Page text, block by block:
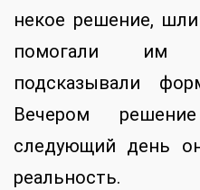
некое решение,
помогали им
подсказывали
Вечером
следующий день
реальность.